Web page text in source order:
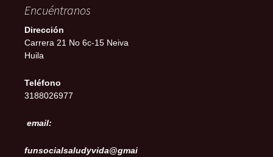
Encuéntranos
Dirección
Carrera 21 No 6c-15 Neiva
Huila
Teléfono
3188026977
email:
funsocialsaludyvida@gmai